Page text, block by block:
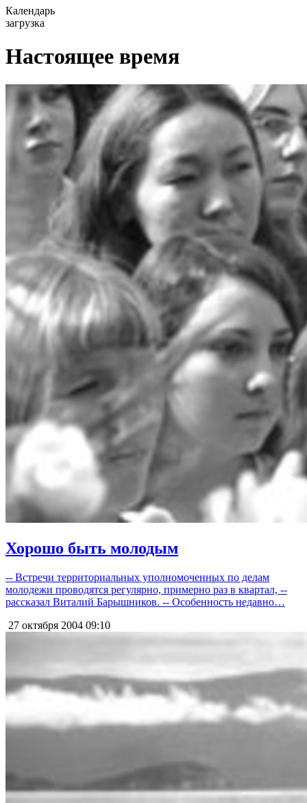
Календарь
загрузка
Настоящее время
Хорошо быть молодым
-- Встречи территориальных уполномоченных по делам
молодежи проводятся регулярно, примерно раз в квартал, --
рассказал Виталий Барышников. -- Особенность недавно…
27 октября 2004 09:10